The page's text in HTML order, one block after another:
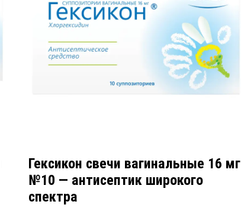
Гексикон свечи вагинальные 16 мг
№10 — антисептик широкого
спектра